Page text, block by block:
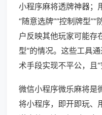
小程序麻将透牌神器；
“随意选牌”“控制牌型
户反映其他玩家可能存
型”的情况。这些工具
术手段实现不平公，且“
微信小程序微乐麻将是
将小程序，即开即玩、